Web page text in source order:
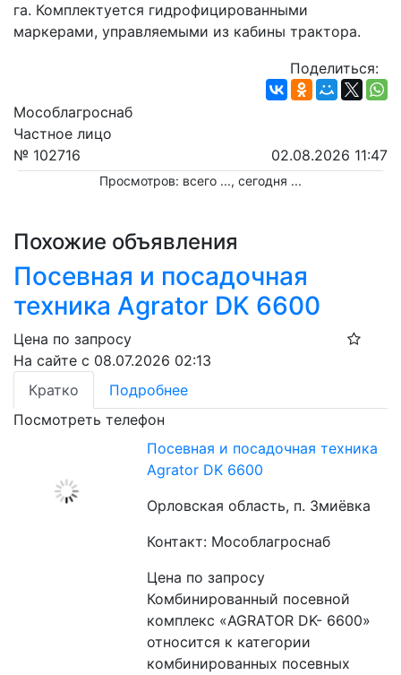
га. Комплектуется гидрофицированными
маркерами, управляемыми из кабины трактора.
Поделиться:
Мособлагроснаб
Частное лицо
№ 102716
02.08.2026 11:47
Просмотров: всего ..., сегодня ...
Похожие объявления
Посевная и посадочная
техника Agrator DK 6600
Цена по запросу
На сайте с 08.07.2026 02:13
Кратко
Подробнее
Посмотреть телефон
Посевная и посадочная техника
Agrator DK 6600
Орловская область, п. Змиёвка
Контакт: Мособлагроснаб
Цена по запросу
Комбинированный посевной
комплекс «AGRATOR DK- 6600»
относится к категории
комбинированных посевных